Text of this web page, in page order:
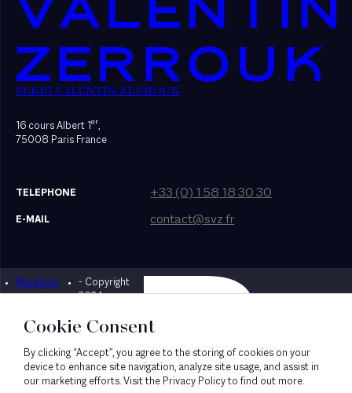
SEKRI VALENTIN ZERROUK
16 cours Albert 1er,
75008 Paris France
TELEPHONE +33 (0) 1 58 18 30 30
E-MAIL contact@svz.fr
Mentions
légales
- Copyright
2024
Designed by Bonhomme
Cookie Consent
By clicking “Accept”, you agree to the storing of cookies on your
device to enhance site navigation, analyze site usage, and assist in
our marketing efforts. Visit the Privacy Policy to find out more.